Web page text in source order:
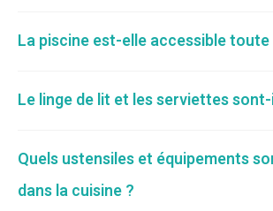
La piscine est-elle accessible toute
Le linge de lit et les serviettes
Quels ustensiles et équipements
dans la cuisine ?